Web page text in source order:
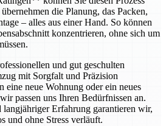
die Planung, das Packen,
– alles aus einer Hand. So können
konzentrieren, ohne sich um
und gut geschulten
mit Sorgfalt und Präzision
eine neue Wohnung oder ein neues
passen uns Ihren Bedürfnissen an.
Erfahrung garantieren wir,
und ohne Stress verläuft.